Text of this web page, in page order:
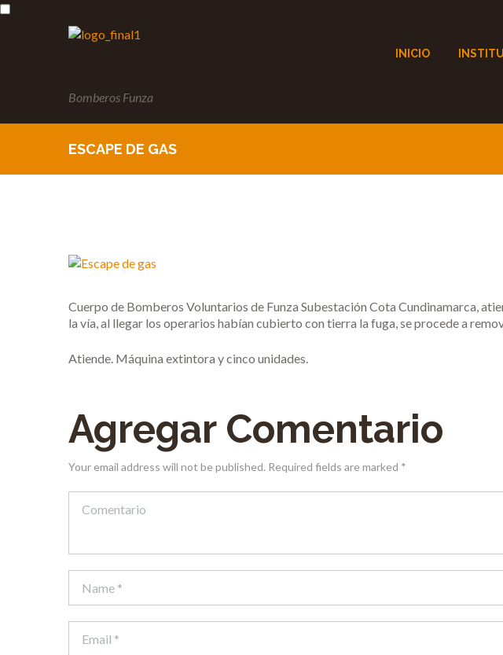
Bomberos Funza
INICIO
ESCAPE DE GAS
Cuerpo de Bomberos Voluntarios de Funza Subestación Cota Cundinamarca,
la vía, al llegar los operarios habían cubierto con tierra la fuga, se procede a
Atiende. Máquina extintora y cinco unidades.
Agregar Comentario
Your email address will not be published. Required fields are marked *